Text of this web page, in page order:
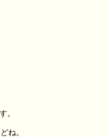
。
ね。